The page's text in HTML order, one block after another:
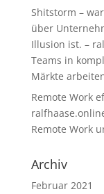
Shitstorm –
über
Illusion ist. –
Teams in
Märkte
Remote Work
Remote Work
Archiv
Februar 2021